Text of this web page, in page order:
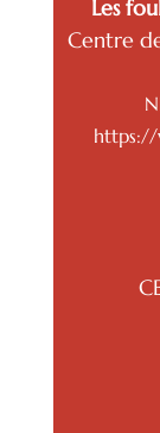
Les
Centre
https://